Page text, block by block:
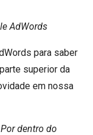
AdWords
para saber
superior da
em nossa
dentro do